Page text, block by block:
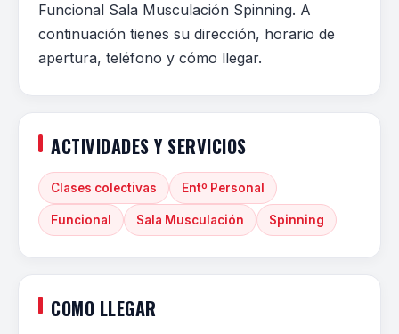
Funcional Sala Musculación Spinning. A
continuación tienes su dirección, horario de
apertura, teléfono y cómo llegar.
ACTIVIDADES Y SERVICIOS
Clases colectivas Entº Personal
Funcional Sala Musculación Spinning
COMO LLEGAR